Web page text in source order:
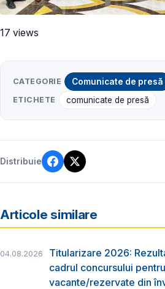
17 views
CATEGORIE Comunicate de presă
ETICHETE comunicate de presă
Distribuie
Articole similare
04.08.2026
Titularizare 2026:
cadrul concursului
vacante/rezervate din